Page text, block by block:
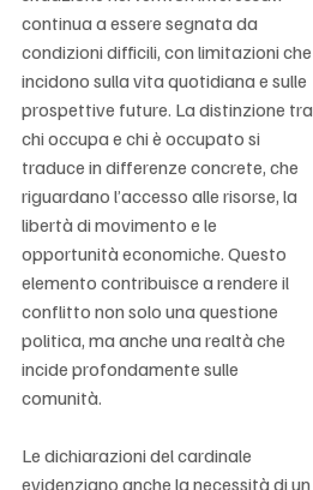
continua a essere segnata da
condizioni difficili, con limitazioni che
incidono sulla vita quotidiana e sulle
prospettive future. La distinzione tra
chi occupa e chi è occupato si
traduce in differenze concrete, che
riguardano l’accesso alle risorse, la
libertà di movimento e le
opportunità economiche. Questo
elemento contribuisce a rendere il
conflitto non solo una questione
politica, ma anche una realtà che
incide profondamente sulle
comunità.
Le dichiarazioni del cardinale
evidenziano anche la necessità di un